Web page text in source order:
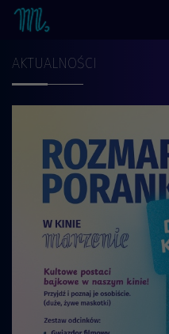
Strona główna - Kino Marzenie
AKTUALNOŚCI